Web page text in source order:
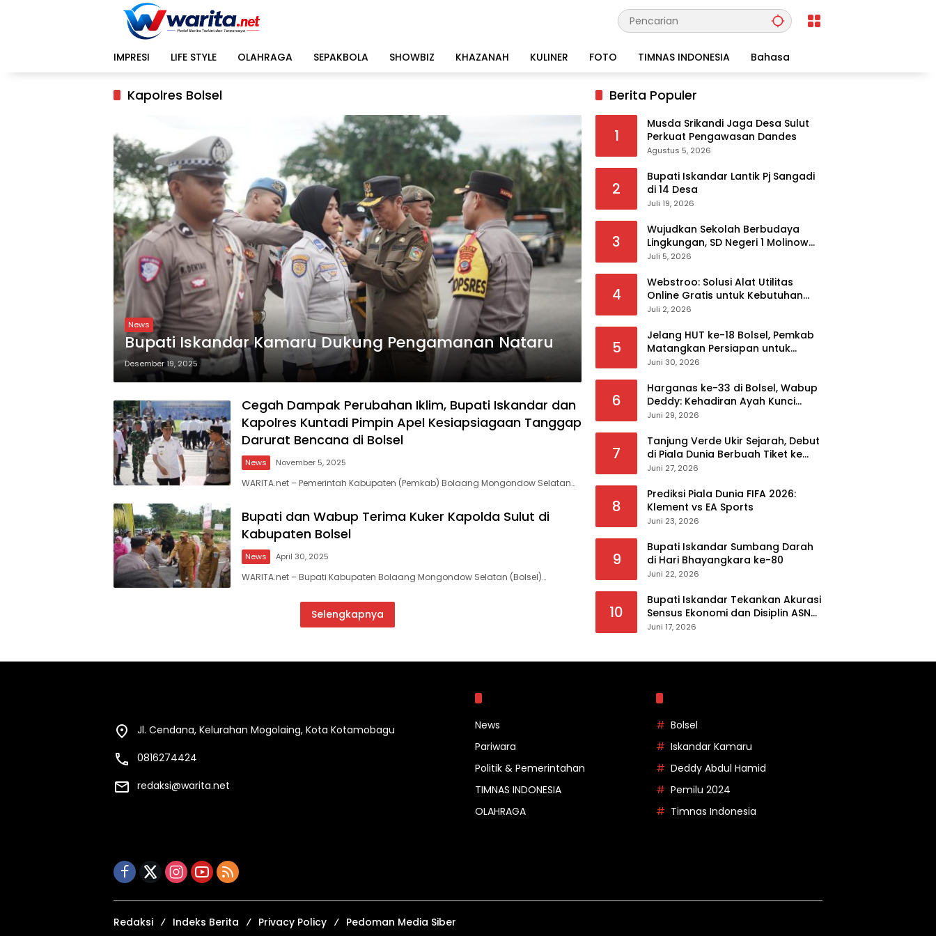
IMPRESI
LIFE STYLE OLAHRAGA SEPAKBOLA SHOWBIZ KHAZANAH KULINER FOTO TIMNAS INDONESIA Bahasa
Kapolres Bolsel
News
Bupati Iskandar Kamaru Dukung Pengamanan Nataru
Desember 19, 2025
Cegah Dampak Perubahan Iklim, Bupati Iskandar dan
Kapolres Kuntadi Pimpin Apel Kesiapsiagaan Tanggap
Darurat Bencana di Bolsel
News November 5, 2025
WARITA.net – Pemerintah Kabupaten (Pemkab) Bolaang Mongondow Selatan…
Bupati dan Wabup Terima Kuker Kapolda Sulut di
Kabupaten Bolsel
News April 30, 2025
WARITA.net – Bupati Kabupaten Bolaang Mongondow Selatan (Bolsel)…
Selengkapnya
Berita Populer
1
Musda Srikandi Jaga Desa Sulut
Perkuat Pengawasan Dandes
Agustus 5, 2026
2
Bupati Iskandar Lantik Pj Sangadi
di 14 Desa
Juli 19, 2026
3
Wujudkan Sekolah Berbudaya
Lingkungan, SD Negeri 1 Molinow
sukses melaksanakan
dan Publikasi Program Sekolah
Adiwiyata
Juli 5, 2026
4
Webstroo: Solusi Alat Utilitas
Online Gratis untuk Kebutuhan
Akademis dan Profesional
Juli 2, 2026
5
Jelang HUT ke-18 Bolsel, Pemkab
Matangkan Persiapan untuk
Sukseskan Rangkaian Peringatan
Juni 30, 2026
6
Harganas ke-33 di Bolsel, Wabup
Deddy: Kehadiran Ayah Kunci
Mewujudkan Generasi Berkualitas
Juni 29, 2026
7
Tanjung Verde Ukir Sejarah, Debut
di Piala Dunia Berbuah Tiket ke
Babak 32 Besar
Juni 27, 2026
8
Prediksi Piala Dunia FIFA 2026:
Klement vs EA Sports
Juni 23, 2026
9
Bupati Iskandar Sumbang Darah
di Hari Bhayangkara ke-80
Juni 22, 2026
10
Bupati Iskandar Tekankan Akurasi
Sensus Ekonomi dan Disiplin ASN
pada Apel Korpri Pemkab Bolsel
Juni 17, 2026
Jl. Cendana, Kelurahan Mogolaing, Kota Kotamobagu
0816274424
redaksi@warita.net
News
Pariwara
Politik & Pemerintahan
TIMNAS INDONESIA
OLAHRAGA
Bolsel
Iskandar Kamaru
Deddy Abdul Hamid
Pemilu 2024
Timnas Indonesia
Redaksi Indeks Berita Privacy Policy Pedoman Media Siber